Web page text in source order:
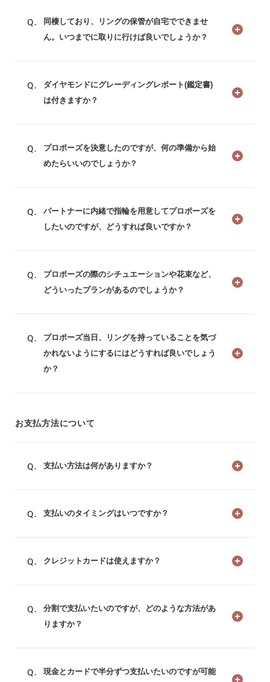
同棲しており、リングの保管が自宅でできませ
ん。いつまでに取りに行けば良いでしょうか？
ダイヤモンドにグレーディングレポート(鑑定書)
は付きますか？
プロポーズを決意したのですが、何の準備から始
めたらいいのでしょうか？
パートナーに内緒で指輪を用意してプロポーズを
したいのですが、どうすれば良いですか？
プロポーズの際のシチュエーションや花束など、
どういったプランがあるのでしょうか？
プロポーズ当日、リングを持っていることを気づ
かれないようにするにはどうすれば良いでしょう
か？
お支払方法について
支払い方法は何がありますか？
支払いのタイミングはいつですか？
クレジットカードは使えますか？
分割で支払いたいのですが、どのような方法があ
りますか？
現金とカードで半分ずつ支払いたいのですが可能